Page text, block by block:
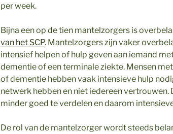
per week.
Bijna een op de tien mantelzorgers is
van het SCP. Mantelzorgers zijn vaker
intensief helpen of hulp geven aan iemand
dementie of een terminale ziekte. Mensen
of dementie hebben vaak intensieve hulp
netwerk hebben en niet iedereen
minder goed te verdelen en daarom
De rol van de mantelzorger wordt steeds